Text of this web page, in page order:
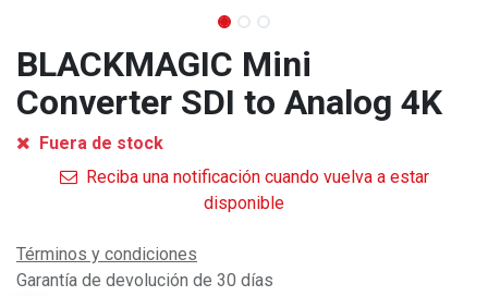
BLACKMAGIC Mini
Converter SDI to Analog 4K
Fuera de stock
Reciba una notificación cuando vuelva a estar
disponible
Términos y condiciones
Garantía de devolución de 30 días